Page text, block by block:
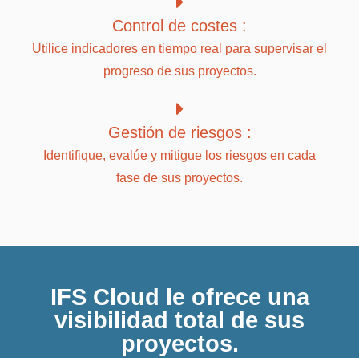
Control de costes :
Utilice indicadores en tiempo real para supervisar el
progreso de sus proyectos.
Gestión de riesgos :
Identifique, evalúe y mitigue los riesgos en cada
fase de sus proyectos.
IFS Cloud le ofrece una
visibilidad total de sus
proyectos.